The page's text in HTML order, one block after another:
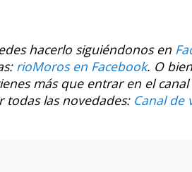
hacerlo siguiéndonos en
rioMoros en Facebook. O
más que entrar en el
todas las novedades: Canal de